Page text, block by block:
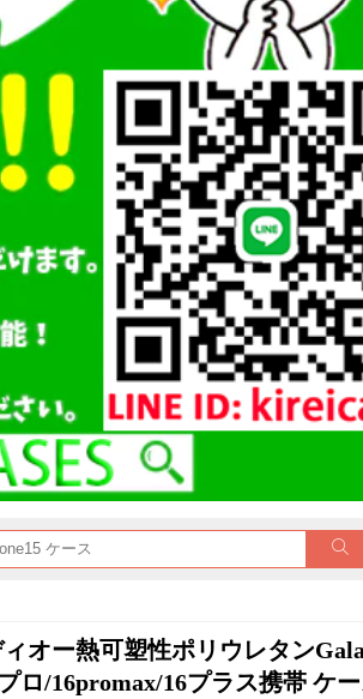
オー熱可塑性ポリウレタン
ロ/16promax/16プラス携帯 ケ